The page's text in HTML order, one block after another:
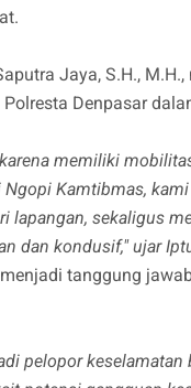
Jaya, S.H.,
Denpasar
memiliki
Kamtibmas,
lapangan, sekaligus
dan kondusif," ujar
tanggung
pelopor